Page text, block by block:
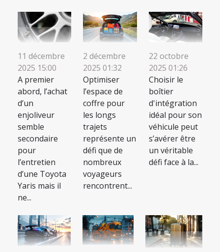
11 décembre
2025 15:00
A premier
abord, l’achat
d’un
enjoliveur
semble
secondaire
pour
l’entretien
d’une Toyota
Yaris mais il
ne...
2 décembre
2025 01:32
Optimiser
l’espace de
coffre pour
les longs
trajets
représente un
défi que de
nombreux
voyageurs
rencontrent...
22 octobre
2025 01:26
Choisir le
boîtier
d'intégration
idéal pour son
véhicule peut
s’avérer être
un véritable
défi face à la...